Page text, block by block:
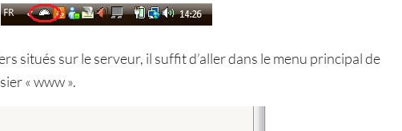
situés sur le serveur, il suffit d’aller dans le menu principal de
« www ».